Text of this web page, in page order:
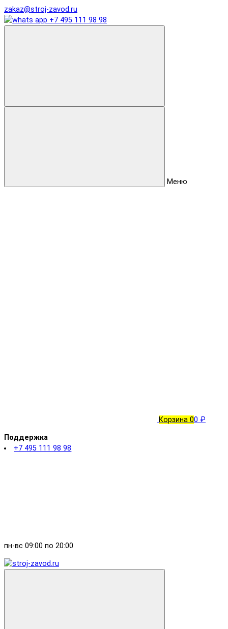
zakaz@stroj-zavod.ru
+7 495 111 98 98
Меню
Корзина 00 ₽
Поддержка
+7 495 111 98 98
пн-вс 09:00 по 20:00